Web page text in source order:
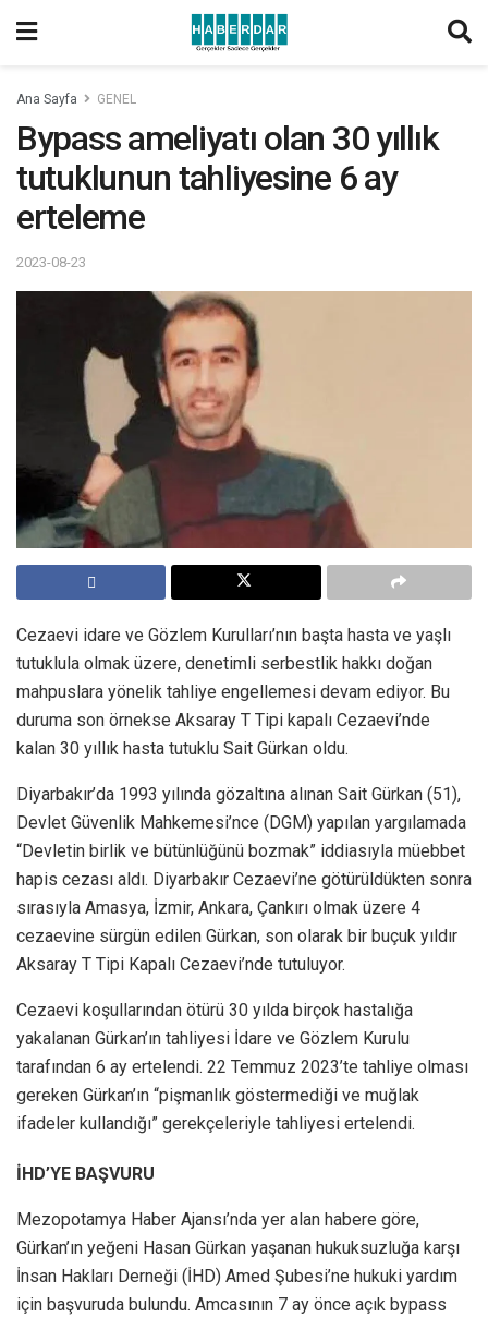
Ana Sayfa GENEL
Bypass ameliyatı olan 30 yıllık
tutuklunun tahliyesine 6 ay
erteleme
2023-08-23
Cezaevi idare ve Gözlem Kurulları’nın başta hasta ve yaşlı
tutuklula olmak üzere, denetimli serbestlik hakkı doğan
mahpuslara yönelik tahliye engellemesi devam ediyor. Bu
duruma son örnekse Aksaray T Tipi kapalı Cezaevi’nde
kalan 30 yıllık hasta tutuklu Sait Gürkan oldu.
Diyarbakır’da 1993 yılında gözaltına alınan Sait Gürkan (51),
Devlet Güvenlik Mahkemesi’nce (DGM) yapılan yargılamada
“Devletin birlik ve bütünlüğünü bozmak” iddiasıyla müebbet
hapis cezası aldı. Diyarbakır Cezaevi’ne götürüldükten sonra
sırasıyla Amasya, İzmir, Ankara, Çankırı olmak üzere 4
cezaevine sürgün edilen Gürkan, son olarak bir buçuk yıldır
Aksaray T Tipi Kapalı Cezaevi’nde tutuluyor.
Cezaevi koşullarından ötürü 30 yılda birçok hastalığa
yakalanan Gürkan’ın tahliyesi İdare ve Gözlem Kurulu
tarafından 6 ay ertelendi. 22 Temmuz 2023’te tahliye olması
gereken Gürkan’ın “pişmanlık göstermediği ve muğlak
ifadeler kullandığı” gerekçeleriyle tahliyesi ertelendi.
İHD’YE BAŞVURU
Mezopotamya Haber Ajansı’nda yer alan habere göre,
Gürkan’ın yeğeni Hasan Gürkan yaşanan hukuksuzluğa karşı
İnsan Hakları Derneği (İHD) Amed Şubesi’ne hukuki yardım
için başvuruda bulundu. Amcasının 7 ay önce açık bypass